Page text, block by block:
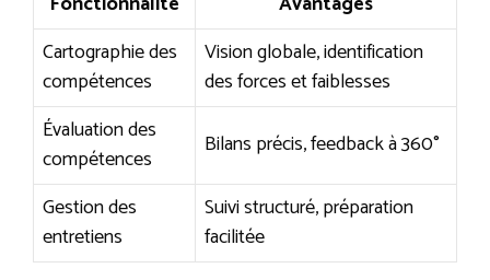
Cartographie des
compétences
Vision globale, identification
des forces et faiblesses
Évaluation des
compétences
Bilans précis, feedback à 360°
Gestion des
entretiens
Suivi structuré, préparation
facilitée